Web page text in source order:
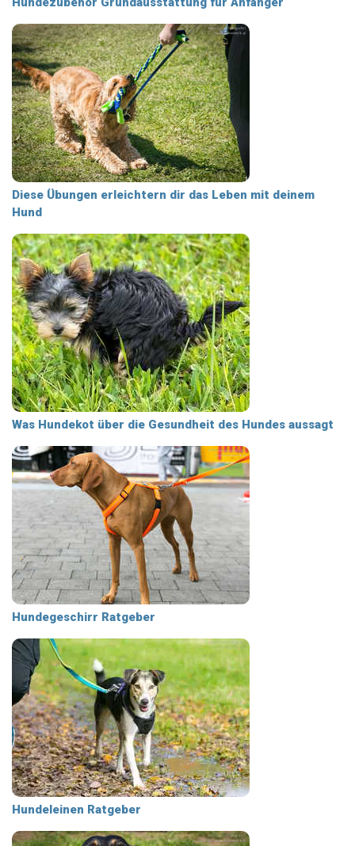
Diese Übungen erleichtern dir das Leben mit deinem
Hund
Was Hundekot über die Gesundheit des Hundes aussagt
Hundegeschirr Ratgeber
Hundeleinen Ratgeber